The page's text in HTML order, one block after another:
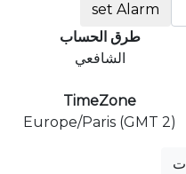
set Alarm
طرق الحساب
الشافعي
TimeZone
Europe/Paris (GMT 2)